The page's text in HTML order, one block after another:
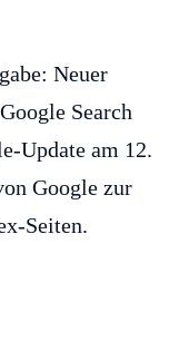
Neuer
Search
Update am 12.
Google zur
Seiten.